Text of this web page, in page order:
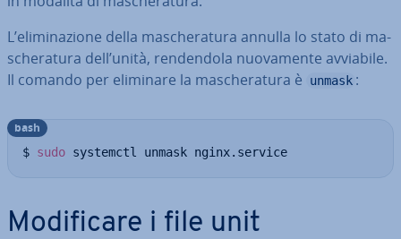
L’eli­mi­na­zio­ne della ma­sche­ra­tu­ra annulla lo stato di ma­
sche­ra­tu­ra dell’unità, ren­den­do­la nuo­va­men­te avviabile.
Il comando per eliminare la ma­sche­ra­tu­ra è
unmask :
$ sudo systemctl unmask nginx.service
bash
Mo­di­fi­ca­re i file unit